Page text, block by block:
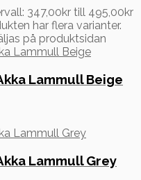
347,00kr till 495,00kr
har flera varianter.
på produktsidan
Lammull Beige
Lammull Grey